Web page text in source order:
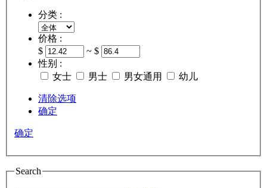
分类 :
价格 :
$
~ $
性别 :
女士
男士 男女通用 幼儿
清除选项
确定
确定
Search